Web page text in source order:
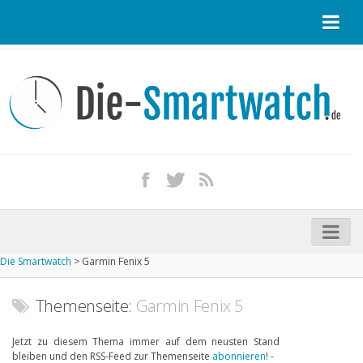
Kontakt / Tipp geben
Impressum
iPhone kaufen
Startseite
Aktuelle Smartwatches im Test
Die Smartwatch > Garmin Fenix 5
Themenseite: Garmin Fenix 5
Jetzt zu diesem Thema immer auf dem neusten Stand
bleiben und den RSS-Feed zur Themenseite abonnieren! -